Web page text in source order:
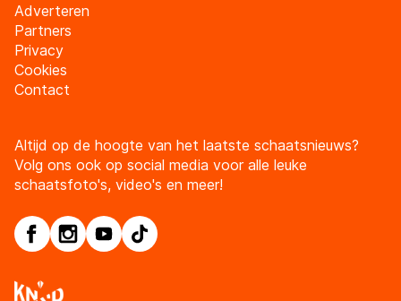
Adverteren
Partners
Privacy
Cookies
Contact
Altijd op de hoogte van het laatste schaatsnieuws?
Volg ons ook op social media voor alle leuke
schaatsfoto's, video's en meer!